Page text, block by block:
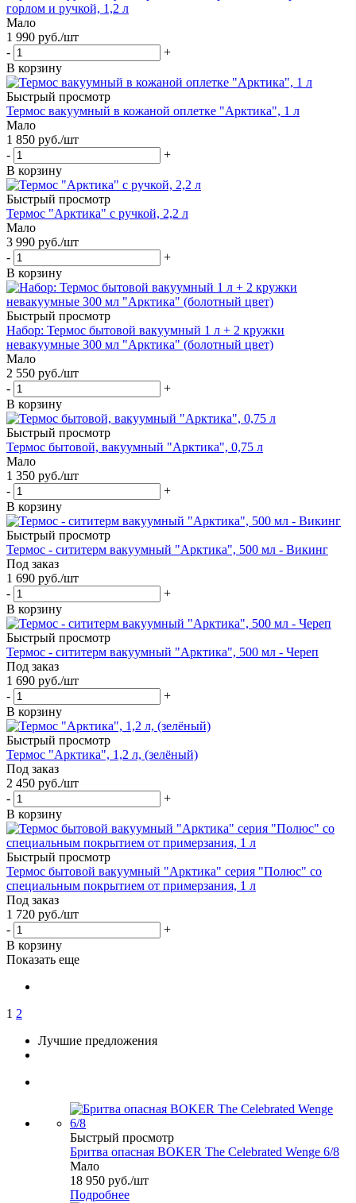
горлом и ручкой, 1,2 л
Мало
1 990 руб./шт
-
+
В корзину
Быстрый просмотр
Термос вакуумный в кожаной оплетке "Арктика", 1 л
Мало
1 850 руб./шт
-
+
В корзину
Быстрый просмотр
Термос "Арктика" с ручкой, 2,2 л
Мало
3 990 руб./шт
-
+
В корзину
Быстрый просмотр
Набор: Термос бытовой вакуумный 1 л + 2 кружки
невакуумные 300 мл "Арктика" (болотный цвет)
Мало
2 550 руб./шт
-
+
В корзину
Быстрый просмотр
Термос бытовой, вакуумный "Арктика", 0,75 л
Мало
1 350 руб./шт
-
+
В корзину
Быстрый просмотр
Термос - сититерм вакуумный "Арктика", 500 мл - Викинг
Под заказ
1 690 руб./шт
-
+
В корзину
Быстрый просмотр
Термос - сититерм вакуумный "Арктика", 500 мл - Череп
Под заказ
1 690 руб./шт
-
+
В корзину
Быстрый просмотр
Термос "Арктика", 1,2 л, (зелёный)
Под заказ
2 450 руб./шт
-
+
В корзину
Быстрый просмотр
Термос бытовой вакуумный "Арктика" серия "Полюс" со
специальным покрытием от примерзания, 1 л
Под заказ
1 720 руб./шт
-
+
В корзину
Показать еще
1 2
Лучшие предложения
Быстрый просмотр
Бритва опасная BOKER The Celebrated Wenge 6/8
Мало
18 950 руб./шт
Подробнее